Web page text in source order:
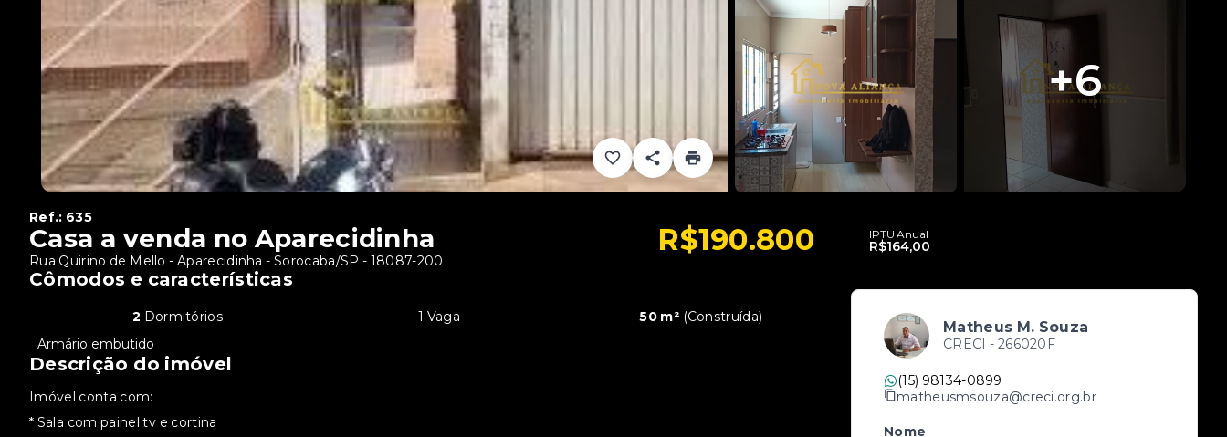
+6
Ref.: 635
Casa a venda no Aparecidinha
Rua Quirino de Mello - Aparecidinha - Sorocaba/SP - 18087-200
R$190.800
Cômodos e características
2 Dormitórios 1 Vaga 50 m² (Construída)
Armário embutido
Descrição do imóvel
Imóvel conta com:
* Sala com painel tv e cortina
IPTU Anual
R$164,00
Matheus M. Souza
CRECI - 266020F
(15) 98134-0899
matheusmsouza@creci.org.br
Nome